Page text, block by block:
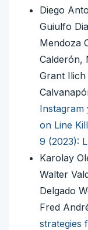
Diego
Guiulfo
Mendoza
Calderón,
Grant
Instagram
on Line
9 (2023):
Karolay
Walter
Delgado
Fred
strategies